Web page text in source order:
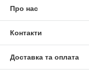
Про нас
Контакти
Доставка та оплата